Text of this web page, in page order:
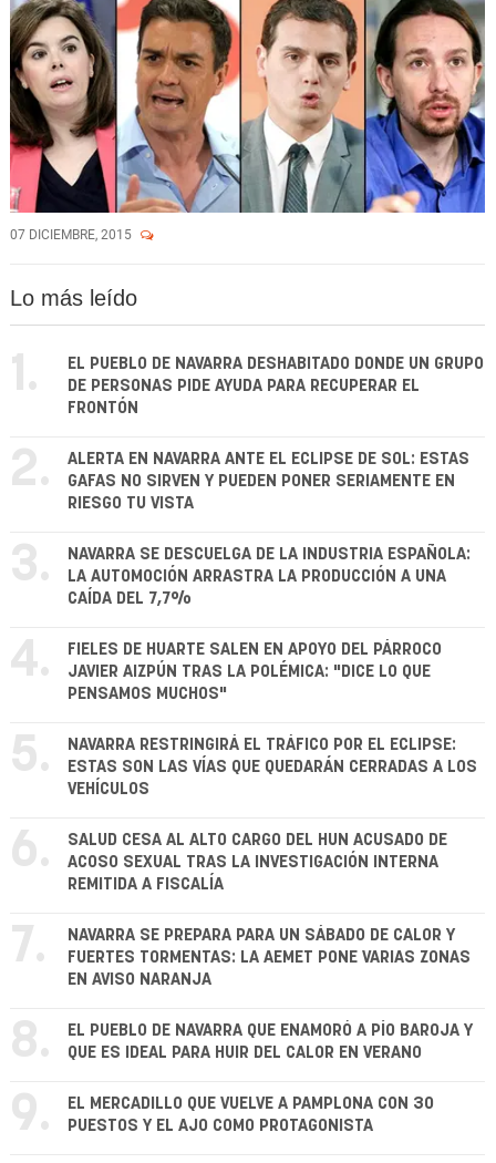
07 DICIEMBRE, 2015
Lo más leído
1.
EL PUEBLO DE NAVARRA DESHABITADO DONDE UN GRUPO
DE PERSONAS PIDE AYUDA PARA RECUPERAR EL
FRONTÓN
2.
ALERTA EN NAVARRA ANTE EL ECLIPSE DE SOL: ESTAS
GAFAS NO SIRVEN Y PUEDEN PONER SERIAMENTE EN
RIESGO TU VISTA
3.
NAVARRA SE DESCUELGA DE LA INDUSTRIA ESPAÑOLA:
LA AUTOMOCIÓN ARRASTRA LA PRODUCCIÓN A UNA
CAÍDA DEL 7,7%
4.
FIELES DE HUARTE SALEN EN APOYO DEL PÁRROCO
JAVIER AIZPÚN TRAS LA POLÉMICA: "DICE LO QUE
PENSAMOS MUCHOS"
5.
NAVARRA RESTRINGIRÁ EL TRÁFICO POR EL ECLIPSE:
ESTAS SON LAS VÍAS QUE QUEDARÁN CERRADAS A LOS
VEHÍCULOS
6.
SALUD CESA AL ALTO CARGO DEL HUN ACUSADO DE
ACOSO SEXUAL TRAS LA INVESTIGACIÓN INTERNA
REMITIDA A FISCALÍA
7.
NAVARRA SE PREPARA PARA UN SÁBADO DE CALOR Y
FUERTES TORMENTAS: LA AEMET PONE VARIAS ZONAS
EN AVISO NARANJA
8.
EL PUEBLO DE NAVARRA QUE ENAMORÓ A PÍO BAROJA Y
QUE ES IDEAL PARA HUIR DEL CALOR EN VERANO
9.
EL MERCADILLO QUE VUELVE A PAMPLONA CON 30
PUESTOS Y EL AJO COMO PROTAGONISTA